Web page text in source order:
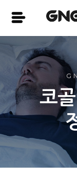
코